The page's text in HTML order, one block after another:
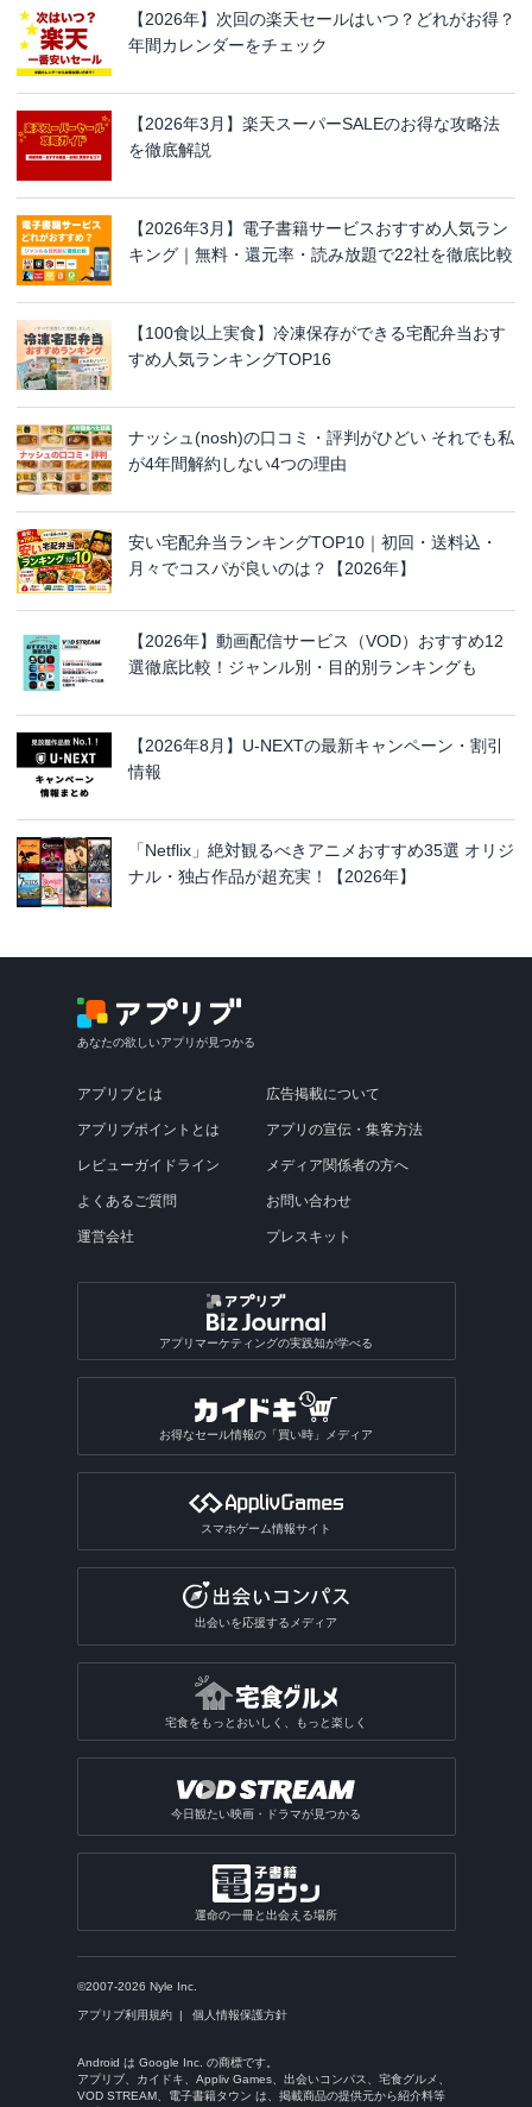
【2026年】次回の楽天セールはいつ？どれがお得？
年間カレンダーをチェック
【2026年3月】楽天スーパーSALEのお得な攻略法
を徹底解説
【2026年3月】電子書籍サービスおすすめ人気ラン
キング｜無料・還元率・読み放題で22社を徹底比較
【100食以上実食】冷凍保存ができる宅配弁当おす
すめ人気ランキングTOP16
ナッシュ(nosh)の口コミ・評判がひどい それでも私
が4年間解約しない4つの理由
安い宅配弁当ランキングTOP10｜初回・送料込・
月々でコスパが良いのは？【2026年】
【2026年】動画配信サービス（VOD）おすすめ12
選徹底比較！ジャンル別・目的別ランキングも
【2026年8月】U-NEXTの最新キャンペーン・割引
情報
「Netflix」絶対観るべきアニメおすすめ35選 オリジ
ナル・独占作品が超充実！【2026年】
あなたの欲しいアプリが見つかる
アプリブとは
アプリブポイントとは
レビューガイドライン
よくあるご質問
運営会社
広告掲載について
アプリの宣伝・集客方法
メディア関係者の方へ
お問い合わせ
プレスキット
アプリマーケティングの実践知が学べる
お得なセール情報の「買い時」メディア
スマホゲーム情報サイト
出会いを応援するメディア
宅食をもっとおいしく、もっと楽しく
今日観たい映画・ドラマが見つかる
運命の一冊と出会える場所
©2007-2026 Nyle Inc.
アプリブ利用規約 個人情報保護方針
Android は Google Inc. の商標です。
アプリブ、カイドキ、Appliv Games、出会いコンパス、宅食グルメ、
VOD STREAM、電子書籍タウン は、掲載商品の提供元から紹介料等